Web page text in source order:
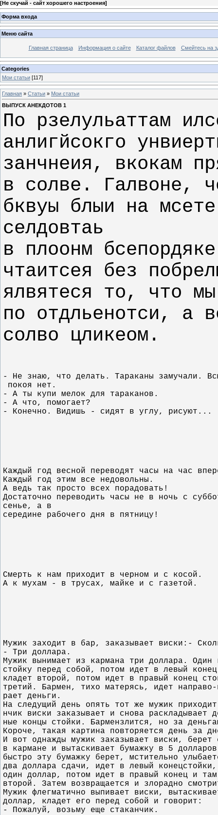
[Не скучай - сайт хорошего настроения]
Форма входа
Меню сайта
Главная страница Информация о сайте Каталог файлов Смейтесь на
Categories
Мои статьи [117]
Главная » Статьи » Мои статьи
ВЫПУСК АНЕКДОТОВ 1
По рзелульаттам
анлигйсокго
занчнеия, вкокам
в солве. Галвоне,
бквуы блыи на
селдовтаь
в плоонм
чтаитсея без
ялвятеся то, что
по отдльенотси, а
солво цликеом.
- Не знаю, что делать. Тараканы замучали.
покоя нет.
- А ты купи мелок для тараканов.
- А что, помогает?
- Конечно. Видишь - сидят в углу, рисуют...
Каждый год весной переводят часы на час
Каждый год этим все недовольны.
А ведь так просто всех порадовать!
Достаточно переводить часы не в ночь с
сенье, а в
середине рабочего дня в пятницу!
Смерть к нам приходит в черном и с косой.
А к мухам - в трусах, майке и с газетой.
Мужик заходит в бар, заказывает виски:-
- Три доллара.
Мужик вынимает из кармана три доллара.
стойку перед собой, потом идет в левый
кладет второй, потом идет в правый конец
третий. Бармен, тихо матерясь, идет
рает деньги.
На следущий день опять тот же мужик
нчик виски заказывает и снова раскладывает
ные концы стойки. Бармензлится, но за
Короче, такая картина повторяется день за
И вот однажды мужик заказывает виски, берет
в кармане и вытаскивает бумажку в 5
быстро эту бумажку берет, мстительно
два доллара сдачи, идет в левый
один доллар, потом идет в правый конец и
второй. Затем возвращается и злорадно
Мужик флегматично выпивает виски,
доллар, кладет его перед собой и говорит:
- Пожалуй, возьму еще стаканчик.